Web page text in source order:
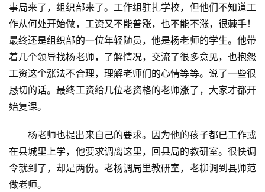
事局来了，组织部来了。工作组驻扎学校，但他们不知道工
作从何处开始做，工资又不能普涨，也不能不涨，很棘手！
最终还是组织部的一位年轻随员，他是杨老师的学生。他带
着几个领导找杨老师，了解情况，交流了很多意见，也抱怨
工资这个涨法不合理，理解老师们的心情等等。说了一些很
恳切的话。最终工资给几位老资格的老师涨了，大家才都开
始复课。
杨老师也提出来自己的要求。因为他的孩子都已工作或
在县城里上学，他要求调离这里，回县局的教研室。很快调
令就到了，却是两份。老杨调局里教研室，老柳调到县师范
做老师。